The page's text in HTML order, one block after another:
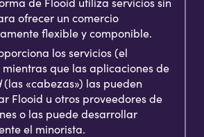
ofrecer un comercio
flexible y componible.
los servicios (el
mientras que las aplicaciones de
(las «cabezas») las pueden
Flooid u otros proveedores de
o las puede desarrollar
el minorista.